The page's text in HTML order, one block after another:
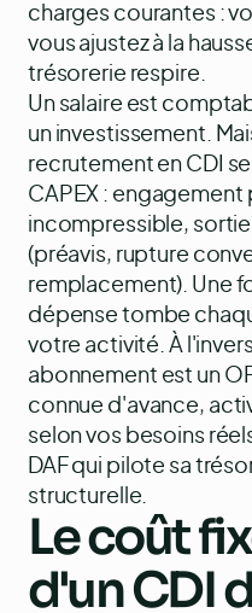
charges courantes :
vous ajustez à la
trésorerie respire.
Un salaire est
un investissement.
recrutement en CDI
CAPEX : engagement
incompressible,
(préavis, rupture
remplacement). Une
dépense tombe
votre activité. À
abonnement est un
connue d'avance,
selon vos besoins
DAF qui pilote sa
structurelle.
Le coût
d'un CDI